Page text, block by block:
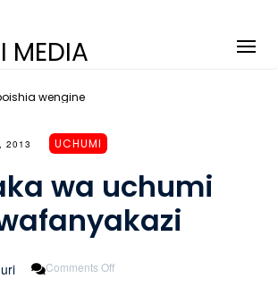
MEDIA
wengine
2013 UCHUMI
wa uchumi
Comments Off